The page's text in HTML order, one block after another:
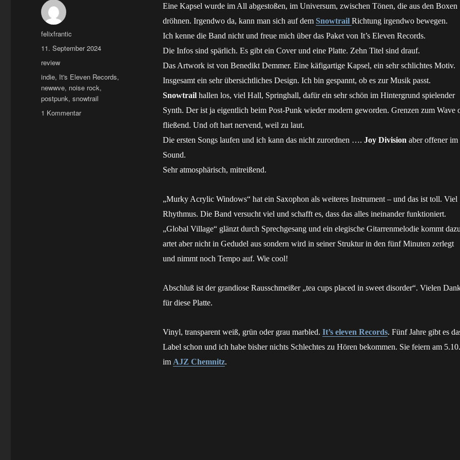
Eine Kapsel wurde im All abgestoßen, im Universum, zwischen Tönen, die aus den Boxen
dröhnen. Irgendwo da, kann man sich auf dem Snowtrail Richtung irgendwo bewegen.
Ich kenne die Band nicht und freue mich über das Paket von It’s Eleven Records.
Die Infos sind spärlich. Es gibt ein Cover und eine Platte. Zehn Titel sind drauf.
Das Artwork ist von Benedikt Demmer. Eine käfigartige Kapsel, ein sehr schlichtes Motiv.
Insgesamt ein sehr übersichtliches Design. Ich bin gespannt, ob es zur Musik passt.
Snowtrailhallen los, viel Hall, Springhall, dafür ein sehr schön im Hintergrund spielender
Synth. Der ist ja eigentlich beim Post-Punk wieder modern geworden. Grenzen zum Wave
fließend. Und oft hart nervend, weil zu laut.
Die ersten Songs laufen und ich kann das nicht zurordnen …. Joy Division aber offener im
Sound.
Sehr atmosphärisch, mitreißend.
„Murky Acrylic Windows“ hat ein Saxophon als weiteres Instrument – und das ist toll. Viel
Rhythmus. Die Band versucht viel und schafft es, dass das alles ineinander funktioniert.
„Global Village“ glänzt durch Sprechgesang und ein elegische Gitarrenmelodie kommt
artet aber nicht in Gedudel aus sondern wird in seiner Struktur in den fünf Minuten zerlegt
und nimmt noch Tempo auf. Wie cool!
Abschluß ist der grandiose Rausschmeißer „tea cups placed in sweet disorder“. Vielen
für diese Platte.
Vinyl, transparent weiß, grün oder grau marbled. It’s eleven Records. Fünf Jahre gibt es
Label schon und ich habe bisher nichts Schlechtes zu Hören bekommen. Sie feiern am
im AJZ Chemnitz.
Autor
felixfrantic
Veröffentlicht
11. September 2024
Kategorien
review
Schlagwörter
indie, It's Eleven Records,
newwve, noise rock,
postpunk,snowtrail
1 Kommentarzu